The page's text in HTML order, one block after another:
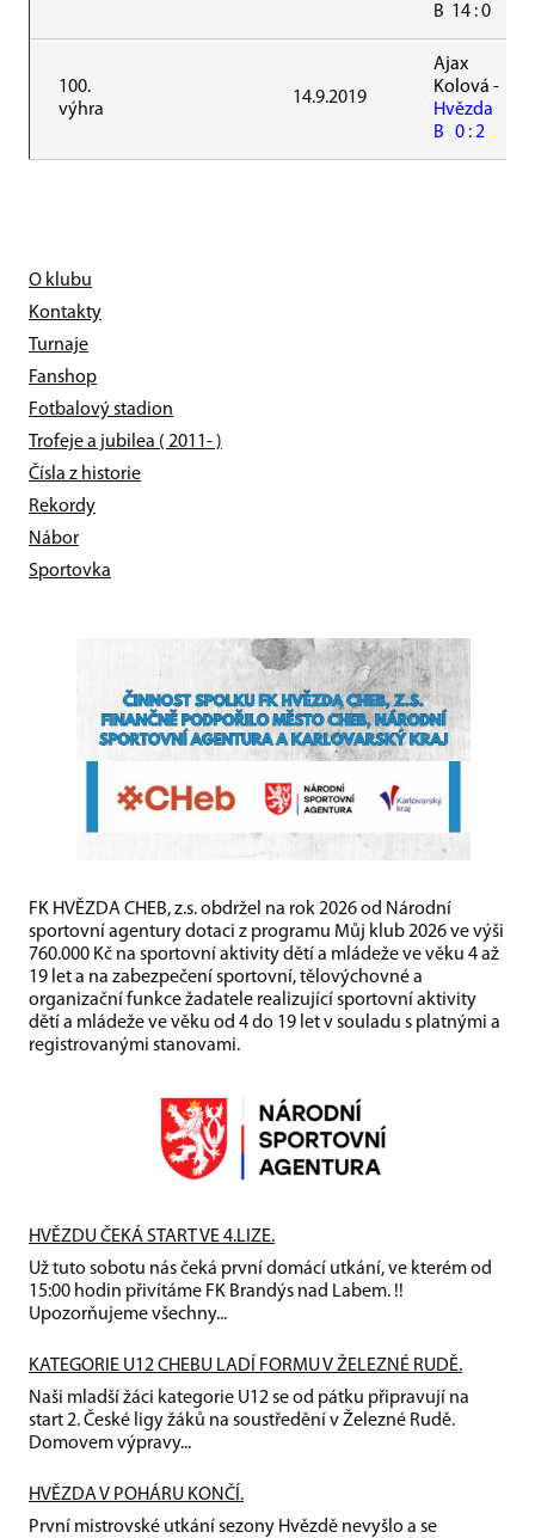
B 14 : 0
100.
výhra
14.9.2019
Ajax
Kolová -
Hvězda
B 0 : 2
O klubu
Kontakty
Turnaje
Fanshop
Fotbalový stadion
Trofeje a jubilea ( 2011- )
Čísla z historie
Rekordy
Nábor
Sportovka
FK HVĚZDA CHEB, z.s. obdržel na rok 2026 od Národní
sportovní agentury dotaci z programu Můj klub 2026 ve výši
760.000 Kč na sportovní aktivity dětí a mládeže ve věku 4 až
19 let a na zabezpečení sportovní, tělovýchovné a
organizační funkce žadatele realizující sportovní aktivity
dětí a mládeže ve věku od 4 do 19 let v souladu s platnými a
registrovanými stanovami.
HVĚZDU ČEKÁ START VE 4.LIZE.
Už tuto sobotu nás čeká první domácí utkání, ve kterém od
15:00 hodin přivítáme FK Brandýs nad Labem. !!
Upozorňujeme všechny...
KATEGORIE U12 CHEBU LADÍ FORMU V ŽELEZNÉ RUDĚ.
Naši mladší žáci kategorie U12 se od pátku připravují na
start 2. České ligy žáků na soustředění v Železné Rudě.
Domovem výpravy...
HVĚZDA V POHÁRU KONČÍ.
První mistrovské utkání sezony Hvězdě nevyšlo a se